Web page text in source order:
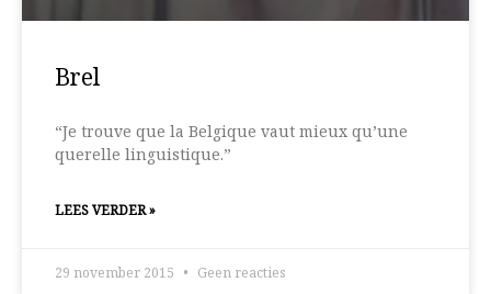
Brel
“Je trouve que la Belgique vaut mieux qu’une
querelle linguistique.”
LEES VERDER »
29 november 2015 Geen reacties